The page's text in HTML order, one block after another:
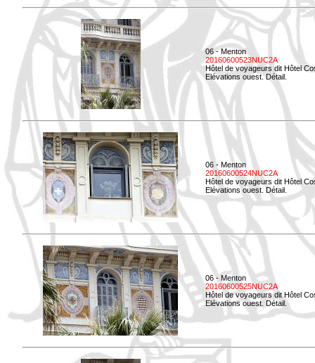
06 - Menton
20160600523NUC2A
Hôtel de voyageurs dit Hôtel
Elévations ouest. Détail.
06 - Menton
20160600524NUC2A
Hôtel de voyageurs dit Hôtel
Elévations ouest. Détail.
06 - Menton
20160600525NUC2A
Hôtel de voyageurs dit Hôtel
Elévations ouest. Détail.